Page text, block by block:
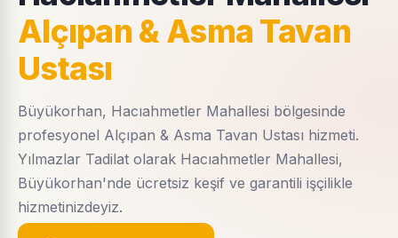
Alçıpan & Asma Tavan
Ustası
Büyükorhan, Hacıahmetler Mahallesi bölgesinde
profesyonel Alçıpan & Asma Tavan Ustası hizmeti.
Yılmazlar Tadilat olarak Hacıahmetler Mahallesi,
Büyükorhan'nde ücretsiz keşif ve garantili işçilikle
hizmetinizdeyiz.